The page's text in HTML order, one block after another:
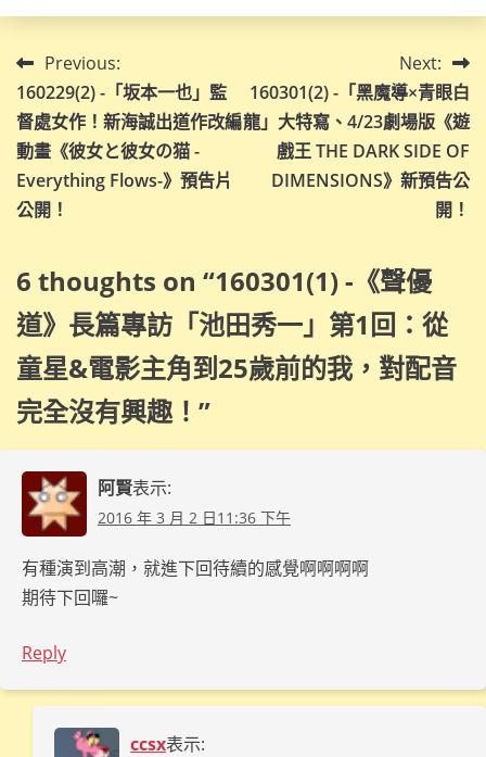
文
章
導
覽
Previous:
160229(2) -「坂本一也」監
督處女作！新海誠出道作改編
動畫《彼女と彼女の猫 -
Everything Flows-》預告片
公開！
Next:
160301(2) -「黑魔導×青眼白
龍」大特寫、4/23劇場版《遊
戲王 THE DARK SIDE OF
DIMENSIONS》新預告公
開！
6 thoughts on “160301(1) -《聲優
道》長篇專訪「池田秀一」第1回：從
童星&電影主角到25歲前的我，對配音
完全沒有興趣！ ”
阿賢表示:
2016 年 3 月 2 日11:36 下午
有種演到高潮，就進下回待續的感覺啊啊啊啊
期待下回囉~
Reply
ccsx表示: